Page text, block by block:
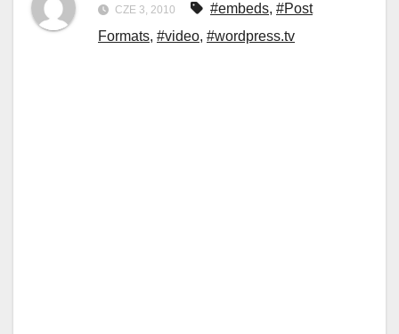
CZE 3, 2010 #embeds, #Post
Formats, #video, #wordpress.tv